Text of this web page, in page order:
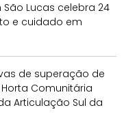
Lucas celebra 24
e cuidado em
de superação de
Comunitária
Articulação Sul da